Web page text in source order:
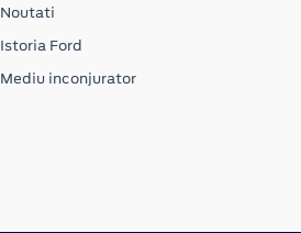
Noutati
Istoria Ford
Mediu inconjurator